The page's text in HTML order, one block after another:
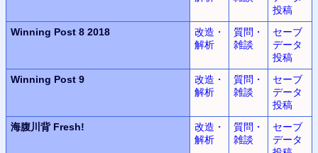
投稿
Winning Post 8 2018
改造・
解析
質問・
雑談
セーブ
データ
投稿
Winning Post 9
改造・
解析
質問・
雑談
セーブ
データ
投稿
海腹川背 Fresh!
改造・
解析
質問・
雑談
セーブ
データ